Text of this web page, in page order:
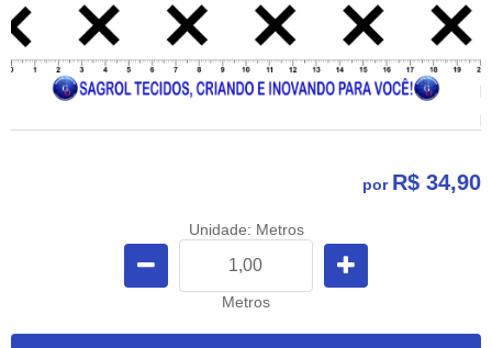
por R$ 34,90
Unidade: Metros
Metros